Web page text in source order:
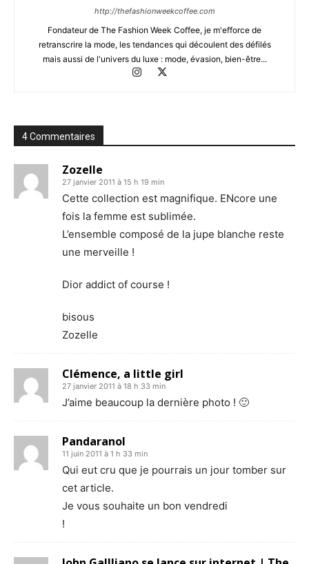
http://thefashionweekcoffee.com
Fondateur de The Fashion Week Coffee, je m'efforce de
retranscrire la mode, les tendances qui découlent des défilés
mais aussi de l'univers du luxe : mode, évasion, bien-être...
4 Commentaires
Zozelle
27 janvier 2011 à 15 h 19 min
Cette collection est magnifique. ENcore une
fois la femme est sublimée.
L’ensemble composé de la jupe blanche reste
une merveille !
Dior addict of course !
bisous
Zozelle
Clémence, a little girl
27 janvier 2011 à 18 h 33 min
J’aime beaucoup la dernière photo ! 🙂
Pandaranol
11 juin 2011 à 1 h 33 min
Qui eut cru que je pourrais un jour tomber sur
cet article.
Je vous souhaite un bon vendredi
!